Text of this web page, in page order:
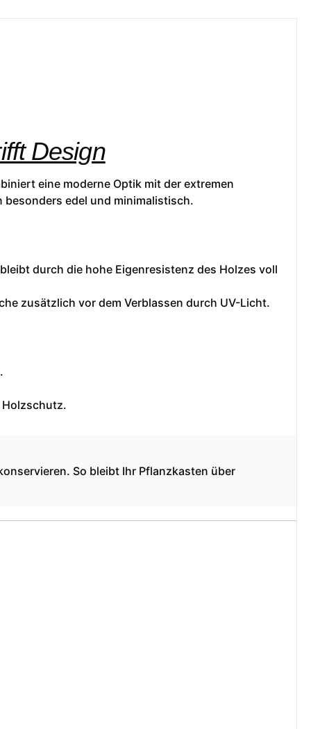
Design
eine moderne Optik mit der extremen
edel und minimalistisch.
durch die hohe Eigenresistenz des Holzes voll
zusätzlich vor dem Verblassen durch UV-Licht.
So bleibt Ihr Pflanzkasten über